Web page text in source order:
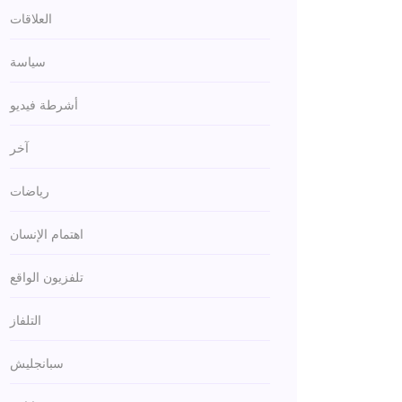
العلاقات
سياسة
أشرطة فيديو
آخر
رياضات
اهتمام الإنسان
تلفزيون الواقع
التلفاز
سبانجليش